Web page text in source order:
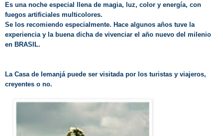
Es una noche especial llena de magia, luz, color y energía, con
fuegos artificiales multicolores.
Se los recomiendo especialmente. Hace algunos años tuve la
experiencia y la buena dicha de vivenciar el año nuevo del milenio
en BRASIL.
La Casa de Iemanjá puede ser visitada por los turistas y viajeros,
creyentes o no.